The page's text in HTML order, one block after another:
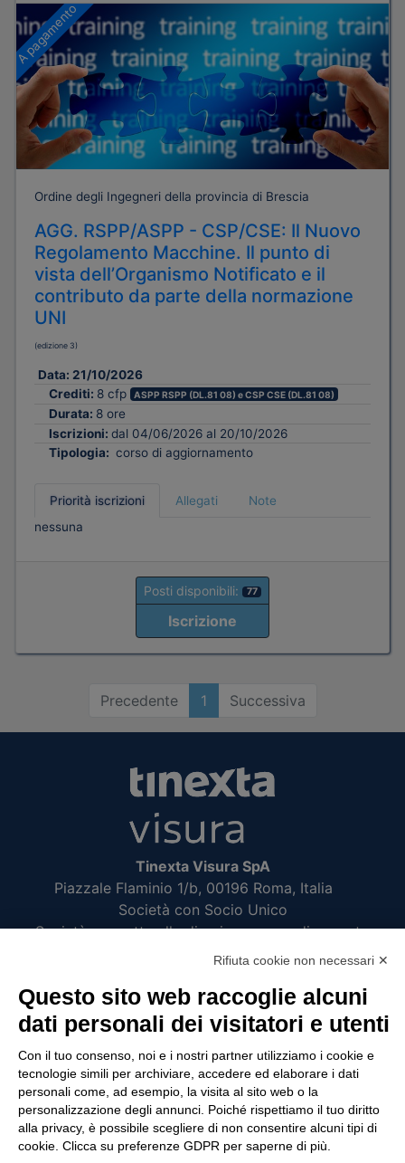
A pagamento
Ordine degli Ingegneri della provincia di Brescia
AGG. RSPP/ASPP - CSP/CSE: Il Nuovo
Regolamento Macchine. Il punto di
vista dell’Organismo Notificato e il
contributo da parte della normazione
UNI
(edizione 3)
Data: 21/10/2026
Crediti: 8 cfp ASPP RSPP (DL.81 08) e CSP CSE (DL.81 08)
Durata: 8 ore
Iscrizioni: dal 04/06/2026 al 20/10/2026
Tipologia: corso di aggiornamento
Priorità iscrizioni Allegati
Note
nessuna
Posti disponibili: 77
Iscrizione
Precedente 1 Successiva
Tinexta Visura SpA
Piazzale Flaminio 1/b, 00196 Roma, Italia
Società con Socio Unico
Società soggetta alla direzione e coordinamento
di Tinexta SpA
UTILITÀ
Recupero Password
Verifica attestato di presenza
POLICIES AND TERMS
Rifiuta cookie non necessari ✕
Questo sito web raccoglie alcuni
dati personali dei visitatori e utenti
Con il tuo consenso, noi e i nostri partner utilizziamo i cookie e
tecnologie simili per archiviare, accedere ed elaborare i dati
personali come, ad esempio, la visita al sito web o la
personalizzazione degli annunci. Poiché rispettiamo il tuo diritto
alla privacy, è possibile scegliere di non consentire alcuni tipi di
cookie. Clicca su preferenze GDPR per saperne di più.